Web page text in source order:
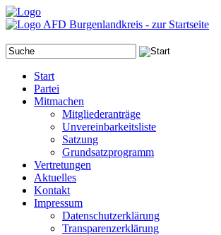
Start
Partei
Mitmachen
Mitgliederanträge
Unvereinbarkeitsliste
Satzung
Grundsatzprogramm
Vertretungen
Aktuelles
Kontakt
Impressum
Datenschutzerklärung
Transparenzerklärung